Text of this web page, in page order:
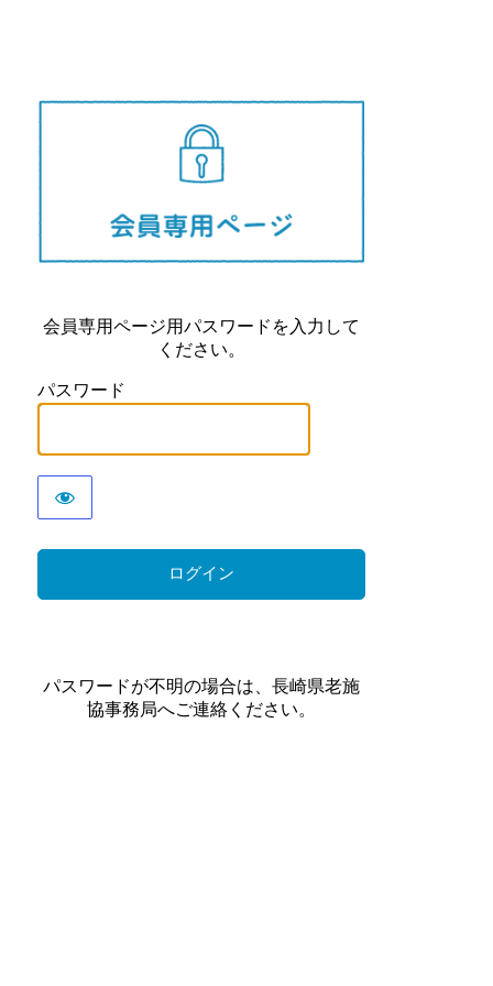
会員専用ページ用パスワードを入力して
ください。
パスワード
パスワードが不明の場合は、長崎県老施
協事務局へご連絡ください。